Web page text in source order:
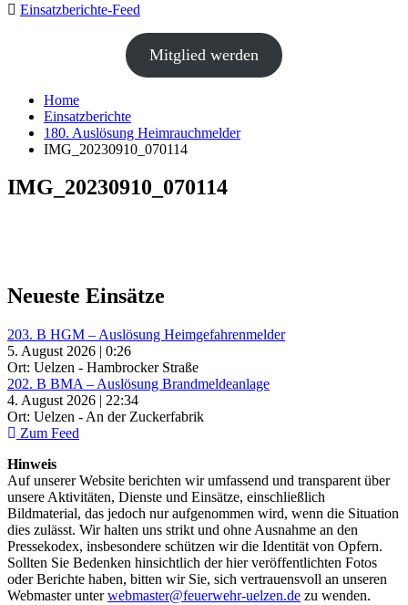
Einsatzberichte-Feed
Mitglied werden
Home
Einsatzberichte
180. Auslösung Heimrauchmelder
IMG_20230910_070114
IMG_20230910_070114
Neueste Einsätze
203. B HGM – Auslösung Heimgefahrenmelder
5. August 2026 | 0:26
Ort: Uelzen - Hambrocker Straße
202. B BMA – Auslösung Brandmeldeanlage
4. August 2026 | 22:34
Ort: Uelzen - An der Zuckerfabrik
Zum Feed
Hinweis
Auf unserer Website berichten wir umfassend und transparent über
unsere Aktivitäten, Dienste und Einsätze, einschließlich
Bildmaterial, das jedoch nur aufgenommen wird, wenn die Situation
dies zulässt. Wir halten uns strikt und ohne Ausnahme an den
Pressekodex, insbesondere schützen wir die Identität von Opfern.
Sollten Sie Bedenken hinsichtlich der hier veröffentlichten Fotos
oder Berichte haben, bitten wir Sie, sich vertrauensvoll an unseren
Webmaster unterwebmaster@feuerwehr-uelzen.de zu wenden.